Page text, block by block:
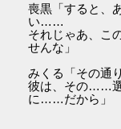
喪黒「すると、
い……
それじゃあ、こ
せんな」
みくる「その通
彼は、その……選
に……だから」